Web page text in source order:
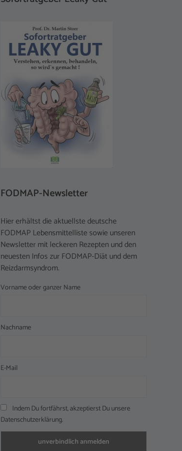
FODMAP-Newsletter
Hier erhältst die aktuellste deutsche
FODMAP Lebensmittelliste sowie unseren
Newsletter mit leckeren Rezepten und den
neuesten Infos zur FODMAP-Diät und dem
Reizdarmsyndrom.
Vorname oder ganzer Name
Nachname
E-Mail
Indem Du fortfährst, akzeptierst Du unsere
Datenschutzerklärung.